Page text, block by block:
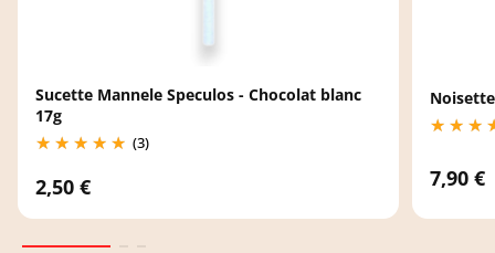
Sucette Mannele Speculos - Chocolat blanc
17g
(3)
2,50 € 7,90 €